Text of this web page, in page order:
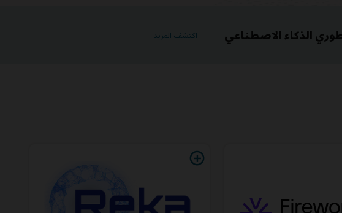
اكتشف المزيد